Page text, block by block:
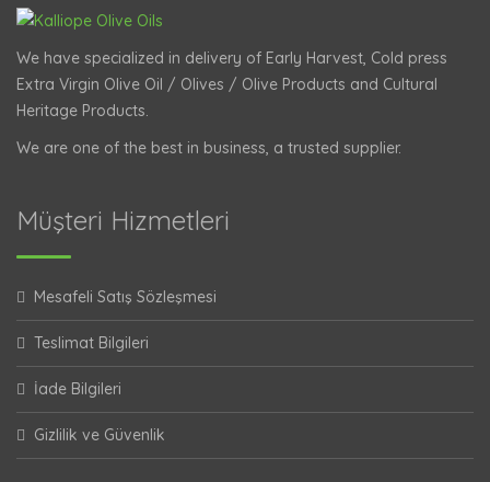
We have specialized in delivery of Early Harvest, Cold press
Extra Virgin Olive Oil / Olives / Olive Products and Cultural
Heritage Products.
We are one of the best in business, a trusted supplier.
Müşteri Hizmetleri
Mesafeli Satış Sözleşmesi
Teslimat Bilgileri
İade Bilgileri
Gizlilik ve Güvenlik